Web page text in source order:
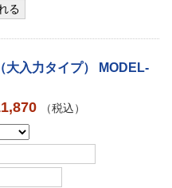
大入力タイプ） MODEL-
（税込）